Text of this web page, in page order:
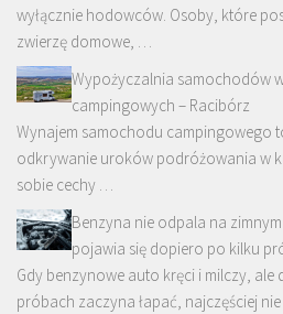
wyłącznie hodowców. Osoby, które
zwierzę domowe, …
Wypożyczalnia samochodów
campingowych – Racibórz
Wynajem samochodu campingowego
odkrywanie uroków podróżowania w
sobie cechy …
Benzyna nie odpala na
pojawia się dopiero po kilku
Gdy benzynowe auto kręci i milczy,
próbach zaczyna łapać, najczęściej